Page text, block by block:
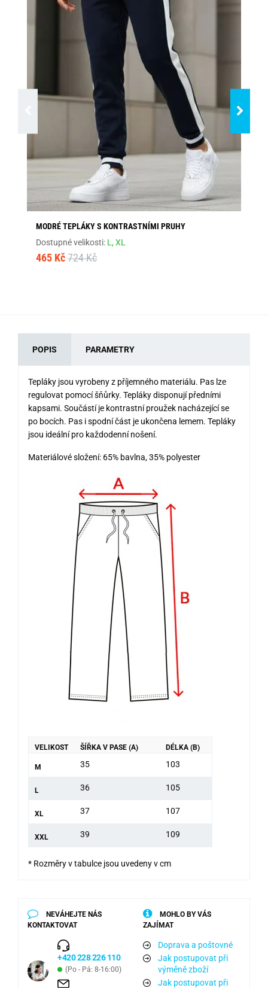
MODRÉ TEPLÁKY S KONTRASTNÍMI PRUHY
Dostupné velikosti: L,XL
465 Kč 724 Kč
POPIS PARAMETRY
Tepláky jsou vyrobeny z příjemného materiálu. Pas lze
regulovat pomocí šňůrky. Tepláky disponují předními
kapsami. Součástí je kontrastní proužek nacházející se
po bocích. Pas i spodní část je ukončena lemem. Tepláky
jsou ideální pro každodenní nošení.
Materiálové složení: 65% bavlna, 35% polyester
VELIKOST ŠÍŘKA V PASE (A) DÉLKA (B)
M 35 103
L 36 105
XL 37 107
XXL 39 109
* Rozměry v tabulce jsou uvedeny v cm
NEVÁHEJTE NÁS
KONTAKTOVAT
+420 228 226 110
(Po - Pá: 8-16:00)
MOHLO BY VÁS
ZAJÍMAT
Doprava a poštovné
Jak postupovat při
výměně zboží
Jak postupovat při